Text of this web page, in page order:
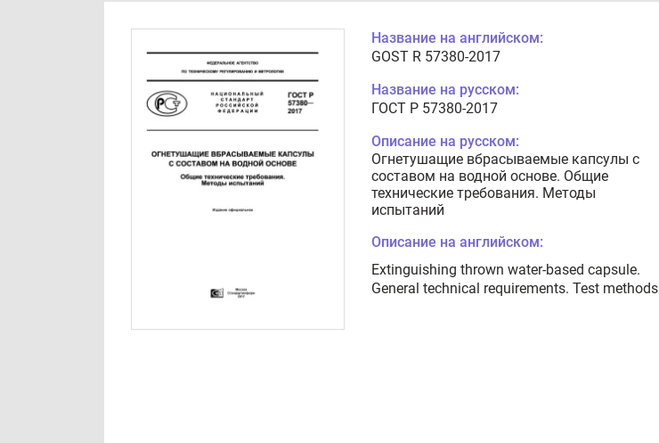
Название на английском:
GOST R 57380-2017
Название на русском:
ГОСТ Р 57380-2017
Описание на русском:
Огнетушащие вбрасываемые капсулы с
составом на водной основе. Общие
технические требования. Методы
испытаний
Описание на английском:
Extinguishing thrown water-based capsule.
General technical requirements. Test methods